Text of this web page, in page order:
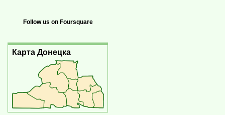
Follow us on Foursquare
Карта Донецка